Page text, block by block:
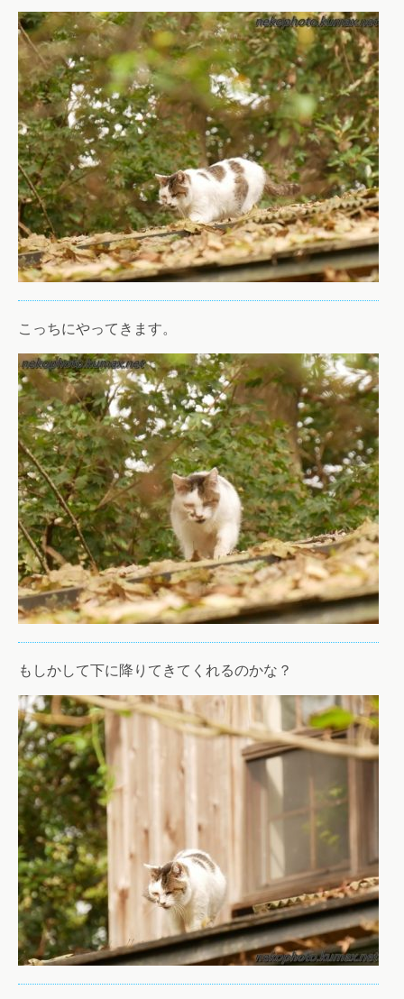
こっちにやってきます。
もしかして下に降りてきてくれるのかな？